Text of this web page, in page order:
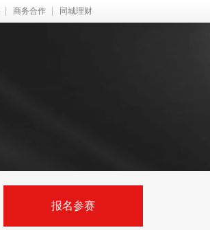
商务合作 同城理财
报名参赛